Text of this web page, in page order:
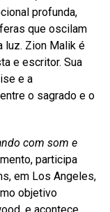
profunda,
que oscilam
luz. Zion Malik é
e escritor. Sua
e a
o sagrado e o
com som e
participa
em Los Angeles,
objetivo